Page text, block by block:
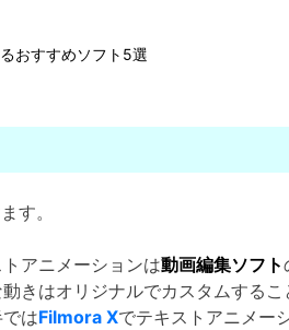
おすすめソフト5選
す。
アニメーションは動画編集ソフト
きはオリジナルでカスタムする
はFilmora Xでテキストアニメー